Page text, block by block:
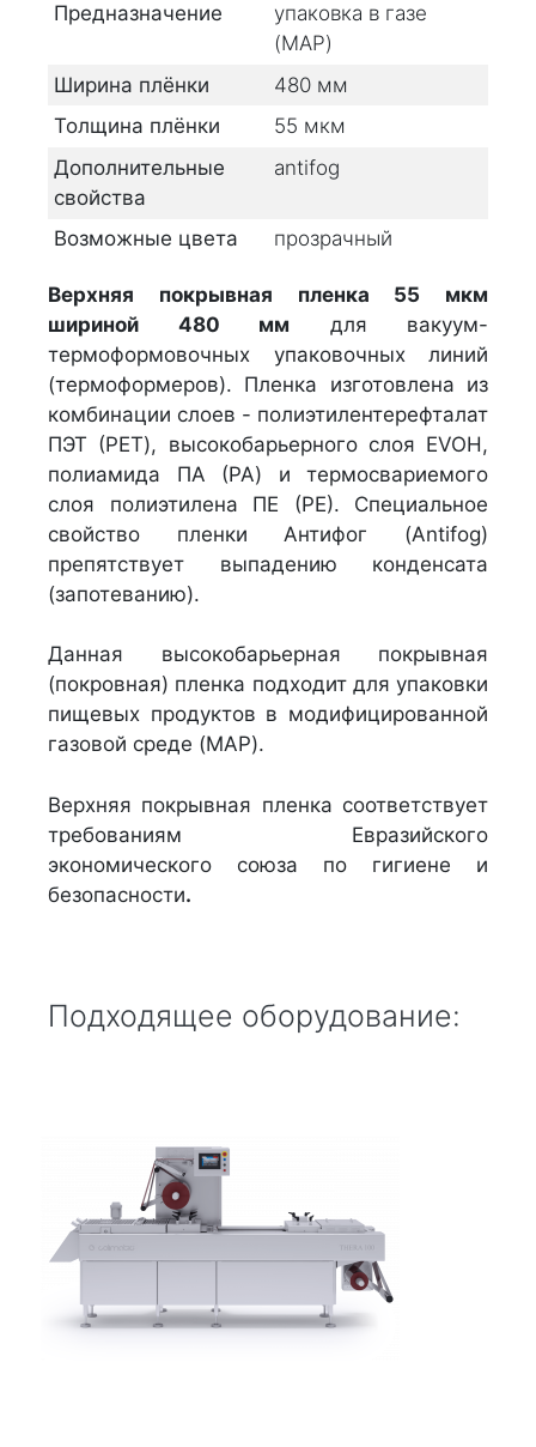
Предназначение
упаковка в газе
(MAP)
Ширина плёнки
480 мм
Толщина плёнки
55 мкм
Дополнительные
свойства
antifog
Возможные цвета прозрачный
Верхняя покрывная пленка 55 мкм
шириной 480 мм для вакуум-
термоформовочных упаковочных линий
(термоформеров). Пленка изготовлена из
комбинации слоев - полиэтилентерефталат
ПЭТ (PET), высокобарьерного слоя EVOH,
полиамида ПА (PA) и термосвариемого
слоя полиэтилена ПЕ (РЕ). Специальное
свойство пленки Антифог (Antifog)
препятствует выпадению конденсата
(запотеванию).
Данная высокобарьерная покрывная
(покровная) пленка подходит для упаковки
пищевых продуктов в модифицированной
газовой среде (MAP).
Верхняя покрывная пленка соответствует
требованиям Евразийского
экономического союза по гигиене и
безопасности.
Подходящее оборудование: